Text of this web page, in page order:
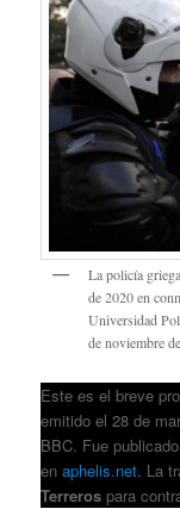
La policía
de 2020 en
Universidad
de noviembre
Este es el breve
emitido el 28 de
BBC. Fue
enaphelis.net. La
Terreros para